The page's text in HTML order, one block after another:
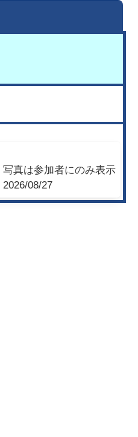
写真は参加者にのみ表示
2026/08/27